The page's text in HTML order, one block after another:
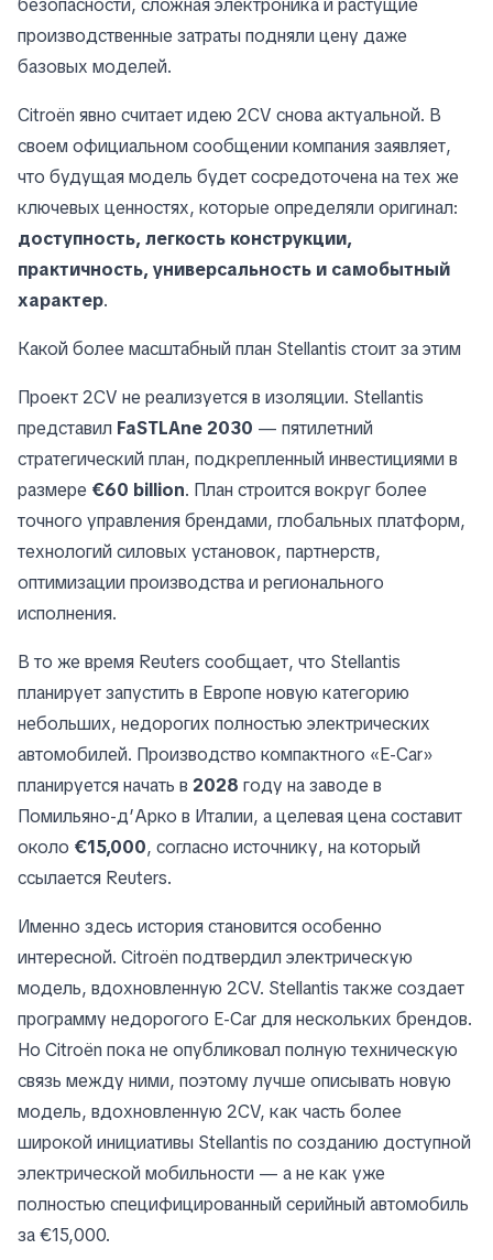
безопасности, сложная электроника и растущие
производственные затраты подняли цену даже
базовых моделей.
Citroën явно считает идею 2CV снова актуальной. В
своем официальном сообщении компания заявляет,
что будущая модель будет сосредоточена на тех же
ключевых ценностях, которые определяли оригинал:
доступность, легкость конструкции,
практичность, универсальность и самобытный
характер.
Какой более масштабный план Stellantis стоит за этим
Проект 2CV не реализуется в изоляции. Stellantis
представил FaSTLAne 2030 — пятилетний
стратегический план, подкрепленный инвестициями в
размере €60 billion. План строится вокруг более
точного управления брендами, глобальных платформ,
технологий силовых установок, партнерств,
оптимизации производства и регионального
исполнения.
В то же время Reuters сообщает, что Stellantis
планирует запустить в Европе новую категорию
небольших, недорогих полностью электрических
автомобилей. Производство компактного «E-Car»
планируется начать в 2028 году на заводе в
Помильяно-д’Арко в Италии, а целевая цена составит
около €15,000, согласно источнику, на который
ссылается Reuters.
Именно здесь история становится особенно
интересной. Citroën подтвердил электрическую
модель, вдохновленную 2CV. Stellantis также создает
программу недорогого E-Car для нескольких брендов.
Но Citroën пока не опубликовал полную техническую
связь между ними, поэтому лучше описывать новую
модель, вдохновленную 2CV, как часть более
широкой инициативы Stellantis по созданию доступной
электрической мобильности — а не как уже
полностью специфицированный серийный автомобиль
за €15,000.